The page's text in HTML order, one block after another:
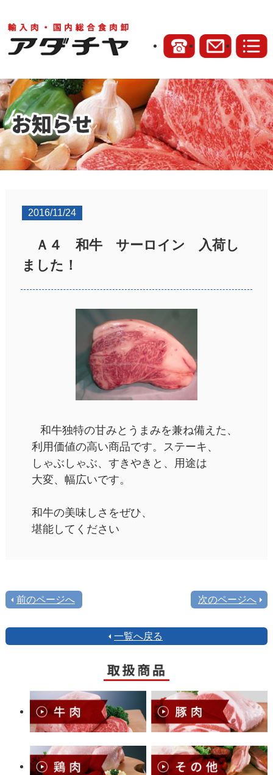
2016/11/24
Ａ４ 和牛 サーロイン 入荷し
ました！
和牛独特の甘みとうまみを兼ね備えた、
利用価値の高い商品です。ステーキ、
しゃぶしゃぶ、すきやきと、用途は
大変、幅広いです。
和牛の美味しさをぜひ、
堪能してください
前のページへ 次のページへ
一覧へ戻る